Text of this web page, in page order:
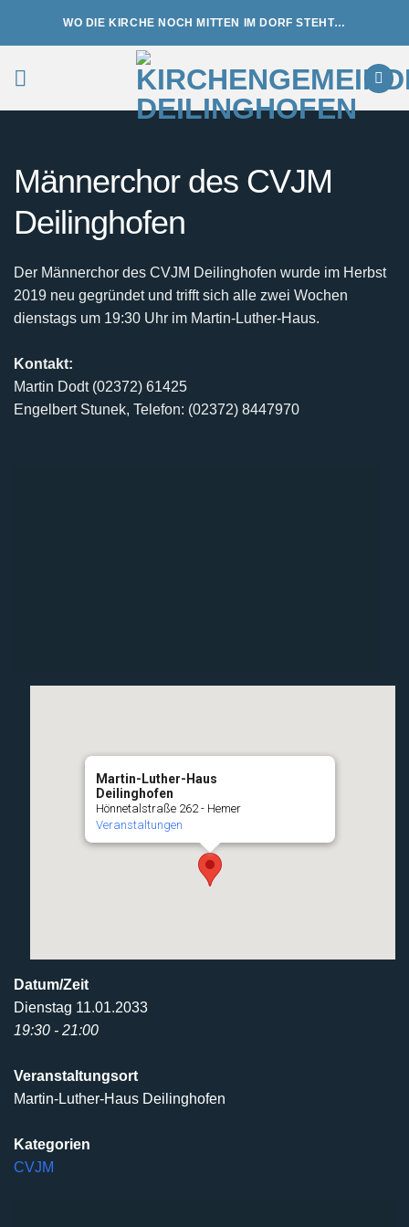
WO DIE KIRCHE NOCH MITTEN IM DORF STEHT…
Männerchor des CVJM
Deilinghofen
Der Männerchor des CVJM Deilinghofen wurde im Herbst
2019 neu gegründet und trifft sich alle zwei Wochen
dienstags um 19:30 Uhr im Martin-Luther-Haus.
Kontakt:
Martin Dodt (02372) 61425
Engelbert Stunek, Telefon: (02372) 8447970
Martin-Luther-Haus
Deilinghofen
Hönnetalstraße 262 - Hemer
Veranstaltungen
Datum/Zeit
Dienstag 11.01.2033
19:30 - 21:00
Veranstaltungsort
Martin-Luther-Haus Deilinghofen
Kategorien
CVJM